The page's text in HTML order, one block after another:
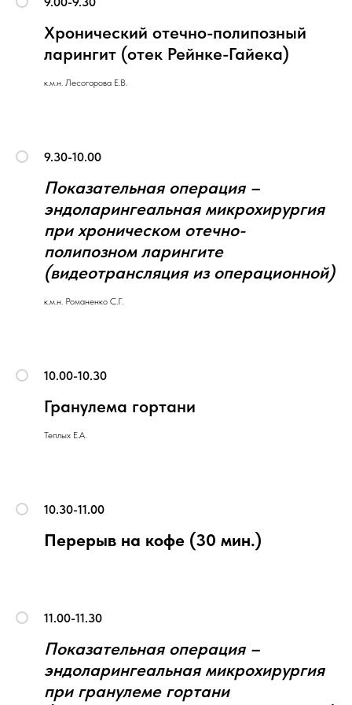
Хронический отечно-полипозный
ларингит (отек Рейнке-Гайека)
к.м.н. Лесогорова Е.В.
9.30-10.00
Показательная операция –
эндоларингеальная микрохирургия
при хроническом отечно-
полипозном ларингите
(видеотрансляция из операционной)
к.м.н. Романенко С.Г.
10.00-10.30
Гранулема гортани
Теплых Е.А.
10.30-11.00
Перерыв на кофе (30 мин.)
11.00-11.30
Показательная операция –
эндоларингеальная микрохирургия
при гранулеме гортани